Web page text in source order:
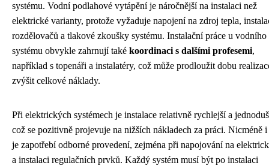
systému. Vodní podlahové vytápění je náročnější na instalaci než
elektrické varianty, protože vyžaduje napojení na zdroj tepla,
rozdělovačů a tlakové zkoušky systému. Instalační práce u vodního
systému obvykle zahrnují také koordinaci s dalšími profesemi,
například s topenáři a instalatéry, což může prodloužit dobu
zvýšit celkové náklady.
Při elektrických systémech je instalace relativně rychlejší a
což se pozitivně projevuje na nižších nákladech za práci. Nicméně i
je zapotřebí odborné provedení, zejména při napojování na
a instalaci regulačních prvků. Každý systém musí být po instalaci